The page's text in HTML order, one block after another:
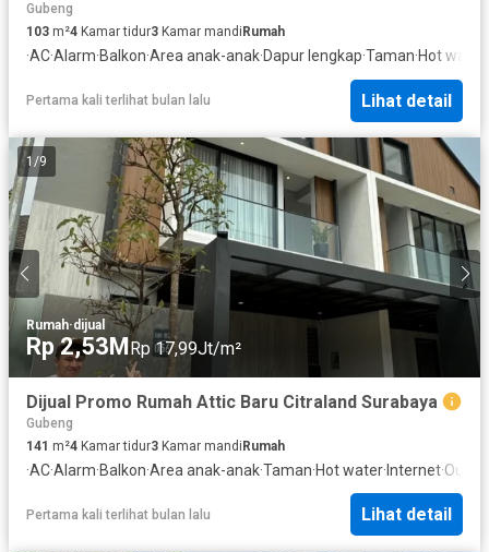
Gubeng
103 m²4 Kamar tidur3 Kamar mandi Rumah
·AC·Alarm·Balkon·Area anak-anak·Dapur lengkap·Taman·Hot water
Pertama kali terlihat bulan lalu Lihat detail
1/9
Rumah·dijual
Rp 2,53MRp 17,99Jt/m²
Dijual Promo Rumah Attic Baru Citraland Surabaya
Gubeng
141 m²4 Kamar tidur3 Kamar mandi Rumah
·AC·Alarm·Balkon·Area anak-anak·Taman·Hot water· Internet·
Pertama kali terlihat bulan lalu Lihat detail